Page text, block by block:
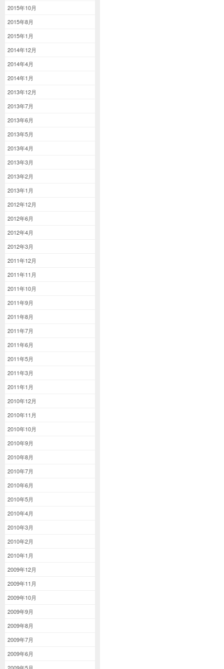
2015年10月
2015年8月
2015年1月
2014年12月
2014年4月
2014年1月
2013年12月
2013年7月
2013年6月
2013年5月
2013年4月
2013年3月
2013年2月
2013年1月
2012年12月
2012年6月
2012年4月
2012年3月
2011年12月
2011年11月
2011年10月
2011年9月
2011年8月
2011年7月
2011年6月
2011年5月
2011年3月
2011年1月
2010年12月
2010年11月
2010年10月
2010年9月
2010年8月
2010年7月
2010年6月
2010年5月
2010年4月
2010年3月
2010年2月
2010年1月
2009年12月
2009年11月
2009年10月
2009年9月
2009年8月
2009年7月
2009年6月